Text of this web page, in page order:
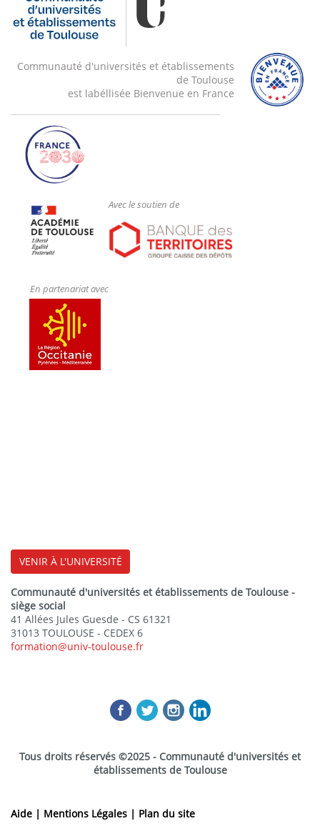
Communauté d'universités et établissements
de Toulouse
est labéllisée Bienvenue en France
Avec le soutien de
En partenariat avec
VENIR À L'UNIVERSITÉ
Communauté d'universités et établissements de Toulouse -
siège social
41 Allées Jules Guesde - CS 61321
31013 TOULOUSE - CEDEX 6
formation@univ-toulouse.fr
Tous droits réservés ©2025 - Communauté d'universités et
établissements de Toulouse
Aide | Mentions Légales | Plan du site